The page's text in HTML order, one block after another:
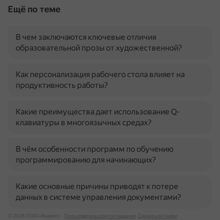
Ещё по теме
В чем заключаются ключевые отличия
образовательной прозы от художественной?
Как персонализация рабочего стола влияет на
продуктивность работы?
Какие преимущества дает использование Q-
клавиатуры в многоязычных средах?
В чём особенности программ по обучению
программированию для начинающих?
Какие основные причины приводят к потере
данных в системе управления документами?
© 2026 ООО «Яндекс» Пользовательское соглашение Связаться с нами